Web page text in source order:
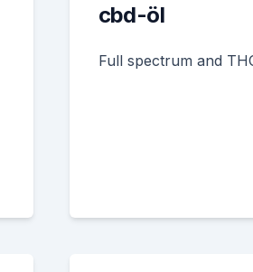
cbd-öl
Full spectrum and